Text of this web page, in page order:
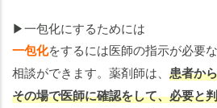
▶一包化にするためには
一包化をするには医師の指示が必要
相談ができます。薬剤師は、 患者か
その場で医師に確認をして、必要と